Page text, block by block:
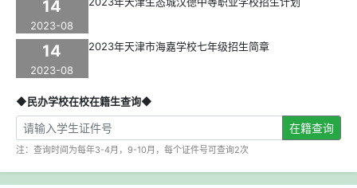
14
2023-08
14
2023-08
2023年天津市海嘉学校七年级招生简章
◆民办学校在校在籍生查询◆
在籍查询
注：查询时间为每年3-4月，9-10月，每个证件号可查询2次